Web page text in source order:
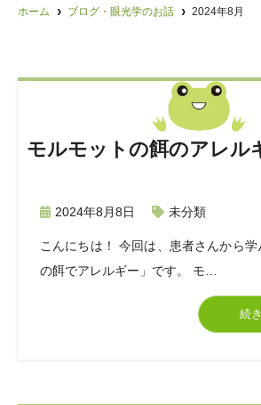
ホーム ブログ・眼光学のお話 2024年8月
モルモットの餌のアレル
2024年8月8日 未分類
こんにちは！ 今回は、患者さんから学
の餌でアレルギー」です。 モ…
続